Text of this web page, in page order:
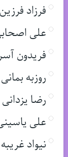
فرزاد
علی
فریدون
روزبه
رضا
علی
نیواد غریبه